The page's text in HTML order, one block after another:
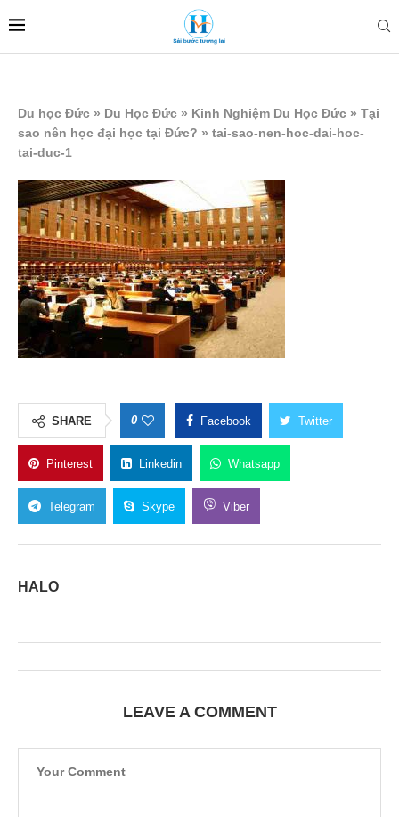
Du học Đức » Du Học Đức » Kinh Nghiệm Du Học Đức » Tại
sao nên học đại học tại Đức? » tai-sao-nen-hoc-dai-hoc-
tai-duc-1
SHARE 0 Facebook Twitter
Pinterest Linkedin Whatsapp
Telegram Skype Viber
HALO
LEAVE A COMMENT